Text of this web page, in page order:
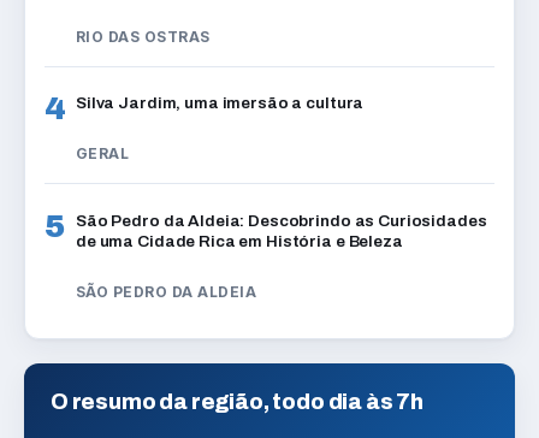
RIO DAS OSTRAS
4 Silva Jardim, uma imersão a cultura
GERAL
5
São Pedro da Aldeia: Descobrindo as Curiosidades
de uma Cidade Rica em História e Beleza
SÃO PEDRO DA ALDEIA
O resumo da região, todo dia às 7h